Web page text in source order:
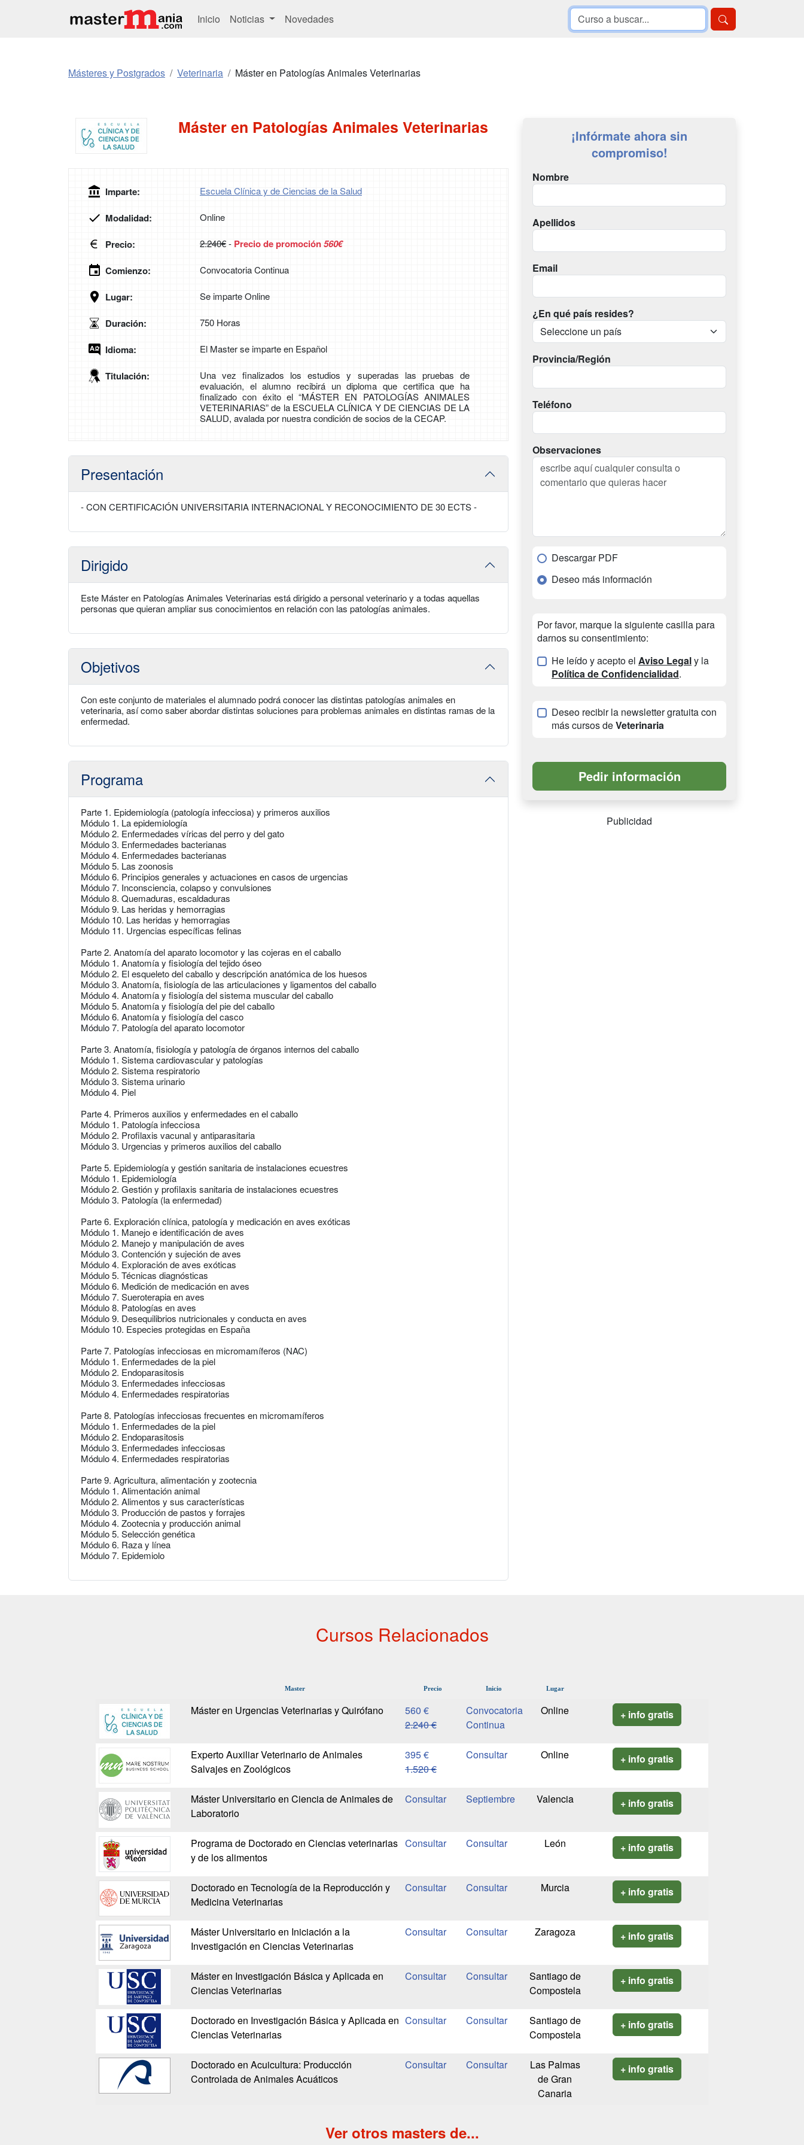
Inicio Noticias Novedades
Másteres y Postgrados Veterinaria Máster en Patologías Animales Veterinarias
Máster en Patologías Animales Veterinarias
Imparte: Escuela Clínica y de Ciencias de la Salud
Modalidad: Online
Precio: 2.240€- Precio de promoción560€
Comienzo: Convocatoria Continua
Lugar: Se imparte Online
Duración: 750 Horas
Idioma: El Master se imparte en Español
Titulación:
Una vez finalizados los estudios y superadas las pruebas de
evaluación, el alumno recibirá un diploma que certifica que ha
finalizado con éxito el “MÁSTER EN PATOLOGÍAS ANIMALES
VETERINARIAS” de la ESCUELA CLÍNICA Y DE CIENCIAS DE LA
SALUD, avalada por nuestra condición de socios de la CECAP.
Presentación
- CON CERTIFICACIÓN UNIVERSITARIA INTERNACIONAL Y RECONOCIMIENTO DE 30 ECTS -
Dirigido
Este Máster en Patologías Animales Veterinarias está dirigido a personal veterinario y a todas aquellas
personas que quieran ampliar sus conocimientos en relación con las patologías animales.
Objetivos
Con este conjunto de materiales el alumnado podrá conocer las distintas patologías animales en
veterinaria, así como saber abordar distintas soluciones para problemas animales en distintas ramas de la
enfermedad.
Programa
Parte 1. Epidemiología (patología infecciosa) y primeros auxilios
Módulo 1. La epidemiología
Módulo 2. Enfermedades víricas del perro y del gato
Módulo 3. Enfermedades bacterianas
Módulo 4. Enfermedades bacterianas
Módulo 5. Las zoonosis
Módulo 6. Principios generales y actuaciones en casos de urgencias
Módulo 7. Inconsciencia, colapso y convulsiones
Módulo 8. Quemaduras, escaldaduras
Módulo 9. Las heridas y hemorragias
Módulo 10. Las heridas y hemorragias
Módulo 11. Urgencias específicas felinas
Parte 2. Anatomía del aparato locomotor y las cojeras en el caballo
Módulo 1. Anatomía y fisiología del tejido óseo
Módulo 2. El esqueleto del caballo y descripción anatómica de los huesos
Módulo 3. Anatomía, fisiología de las articulaciones y ligamentos del caballo
Módulo 4. Anatomía y fisiología del sistema muscular del caballo
Módulo 5. Anatomía y fisiología del pie del caballo
Módulo 6. Anatomía y fisiología del casco
Módulo 7. Patología del aparato locomotor
Parte 3. Anatomía, fisiología y patología de órganos internos del caballo
Módulo 1. Sistema cardiovascular y patologías
Módulo 2. Sistema respiratorio
Módulo 3. Sistema urinario
Módulo 4. Piel
Parte 4. Primeros auxilios y enfermedades en el caballo
Módulo 1. Patología infecciosa
Módulo 2. Profilaxis vacunal y antiparasitaria
Módulo 3. Urgencias y primeros auxilios del caballo
Parte 5. Epidemiología y gestión sanitaria de instalaciones ecuestres
Módulo 1. Epidemiología
Módulo 2. Gestión y profilaxis sanitaria de instalaciones ecuestres
Módulo 3. Patología (la enfermedad)
Parte 6. Exploración clínica, patología y medicación en aves exóticas
Módulo 1. Manejo e identificación de aves
Módulo 2. Manejo y manipulación de aves
Módulo 3. Contención y sujeción de aves
Módulo 4. Exploración de aves exóticas
Módulo 5. Técnicas diagnósticas
Módulo 6. Medición de medicación en aves
Módulo 7. Sueroterapia en aves
Módulo 8. Patologías en aves
Módulo 9. Desequilibrios nutricionales y conducta en aves
Módulo 10. Especies protegidas en España
Parte 7. Patologías infecciosas en micromamíferos (NAC)
Módulo 1. Enfermedades de la piel
Módulo 2. Endoparasitosis
Módulo 3. Enfermedades infecciosas
Módulo 4. Enfermedades respiratorias
Parte 8. Patologías infecciosas frecuentes en micromamíferos
Módulo 1. Enfermedades de la piel
Módulo 2. Endoparasitosis
Módulo 3. Enfermedades infecciosas
Módulo 4. Enfermedades respiratorias
Parte 9. Agricultura, alimentación y zootecnia
Módulo 1. Alimentación animal
Módulo 2. Alimentos y sus características
Módulo 3. Producción de pastos y forrajes
Módulo 4. Zootecnia y producción animal
Módulo 5. Selección genética
Módulo 6. Raza y línea
Módulo 7. Epidemiolo
¡Infórmate ahora sin
compromiso!
Nombre
Apellidos
Email
¿En qué país resides?
Provincia/Región
Teléfono
Observaciones
Descargar PDF
Deseo más información
Por favor, marque la siguiente casilla para
darnos su consentimiento:
He leído y acepto el Aviso Legaly la
Política de Confidencialidad.
Deseo recibir la newsletter gratuita con
más cursos deVeterinaria
Publicidad
Cursos Relacionados
Master Precio Inicio Lugar
Máster en Urgencias Veterinarias y Quirófano
560 €
2.240 €
Convocatoria
Continua
Online + info gratis
Experto Auxiliar Veterinario de Animales
Salvajes en Zoológicos
395 €
1.520 €
Online + info gratis
Máster Universitario en Ciencia de Animales de
Laboratorio
Septiembre Valencia + info gratis
Programa de Doctorado en Ciencias veterinarias
y de los alimentos
León + info gratis
Doctorado en Tecnología de la Reproducción y
Medicina Veterinarias
Murcia + info gratis
Máster Universitario en Iniciación a la
Investigación en Ciencias Veterinarias
Zaragoza + info gratis
Máster en Investigación Básica y Aplicada en
Ciencias Veterinarias
Santiago de
Compostela
+ info gratis
Doctorado en Investigación Básica y Aplicada en
Ciencias Veterinarias
Santiago de
Compostela
+ info gratis
Doctorado en Acuicultura: Producción
Controlada de Animales Acuáticos
Las Palmas
de Gran
Canaria
+ info gratis
Ver otros masters de...